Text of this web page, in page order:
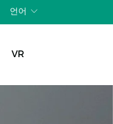
언어
VR